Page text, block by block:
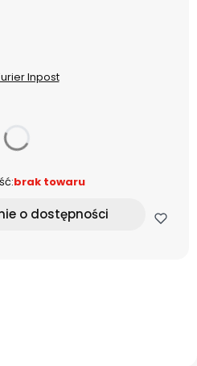
Inpost
brak towaru
o dostępności